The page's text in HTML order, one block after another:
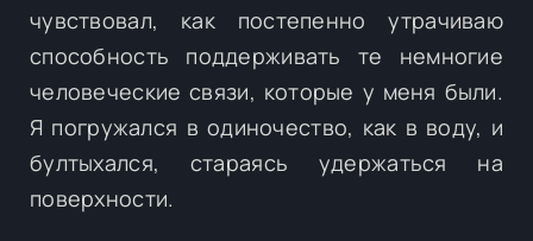
чувствовал, как постепенно утрачиваю
способность поддерживать те немногие
человеческие связи, которые у меня были.
Я погружался в одиночество, как в воду, и
бултыхался, стараясь удержаться на
поверхности.